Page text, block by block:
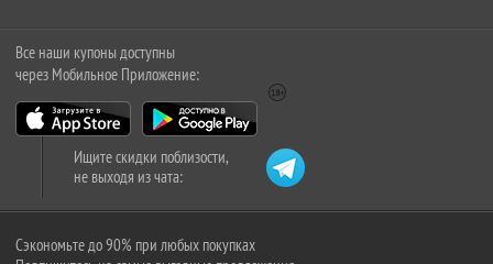
Все наши купоны доступны
через Мобильное Приложение:
Ищите скидки поблизости,
не выходя из чата:
Сэкономьте до 90% при любых покупках